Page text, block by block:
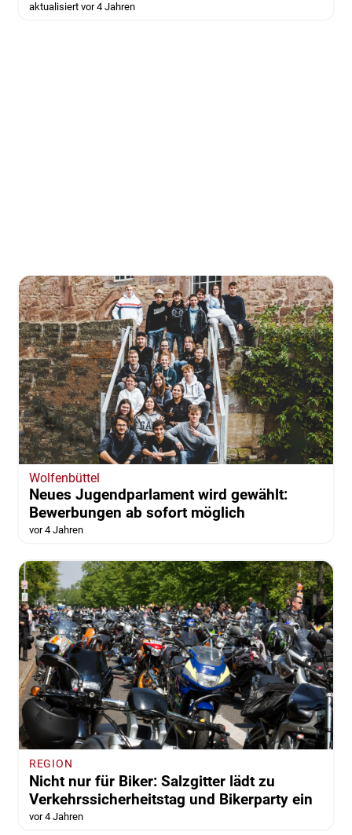
aktualisiert vor 4 Jahren
Wolfenbüttel
Neues Jugendparlament wird gewählt:
Bewerbungen ab sofort möglich
vor 4 Jahren
REGION
Nicht nur für Biker: Salzgitter lädt zu
Verkehrssicherheitstag und Bikerparty ein
vor 4 Jahren